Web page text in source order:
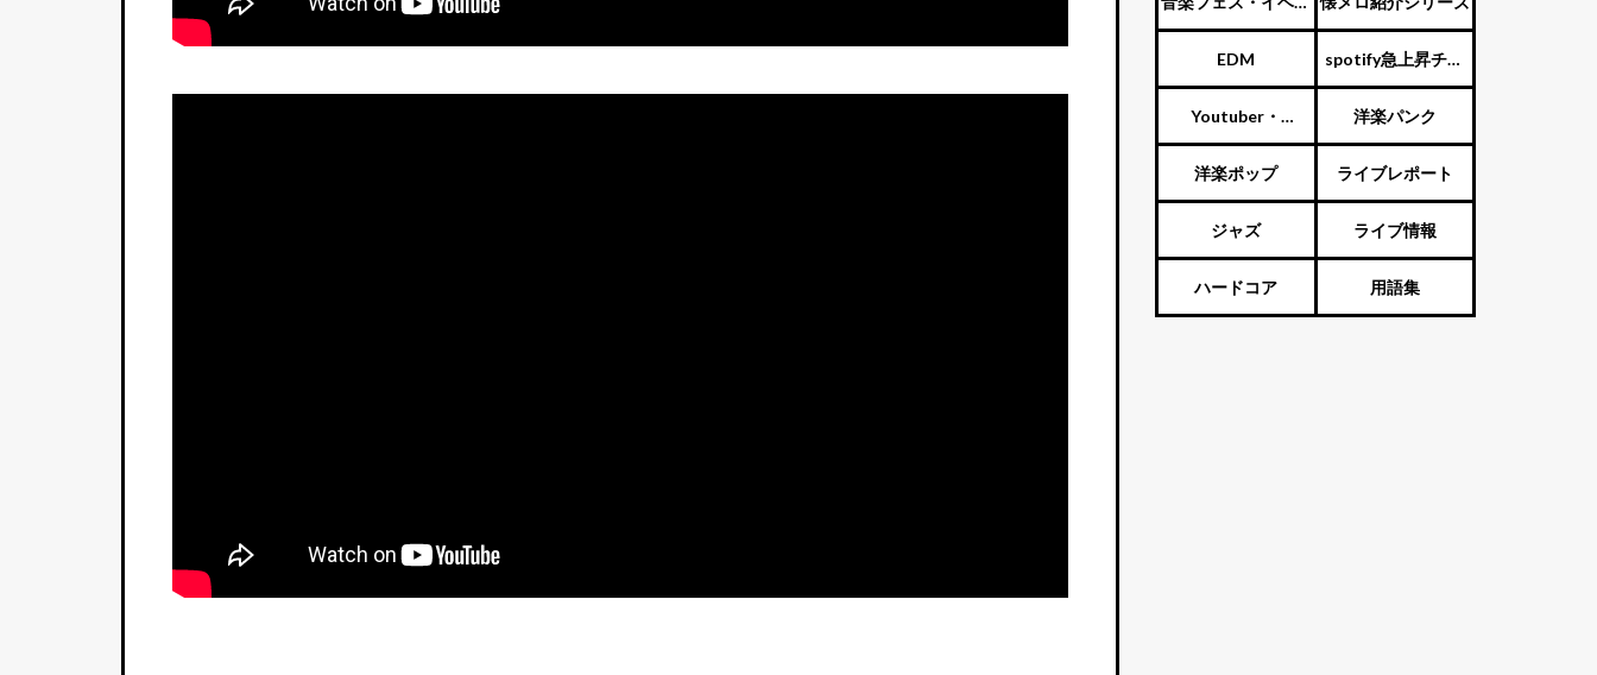
ト
EDM spotify急上昇チャ
ート
Youtuber・
Vtuber・歌い手
洋楽パンク
洋楽ポップ ライブレポート
ジャズ ライブ情報
ハードコア 用語集